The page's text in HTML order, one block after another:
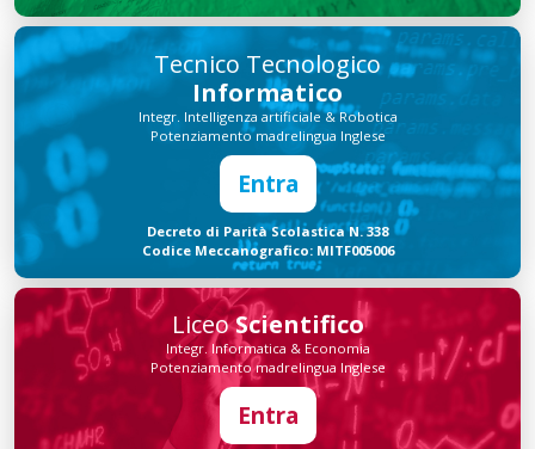
Tecnico Tecnologico
Informatico
Integr. Intelligenza artificiale & Robotica
Potenziamento madrelingua Inglese
Entra
Decreto di Parità Scolastica N. 338
Codice Meccanografico: MITF005006
LiceoScientifico
Integr. Informatica & Economia
Potenziamento madrelingua Inglese
Entra